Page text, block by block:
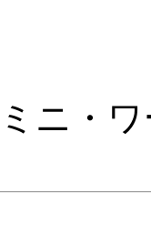
ミニ・